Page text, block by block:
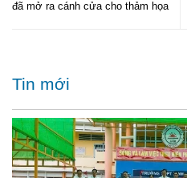
đã mở ra cánh cửa cho thảm họa
Tin mới